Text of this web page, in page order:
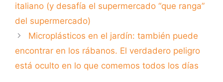
italiano (y desafía el supermercado “que ranga”
del supermercado)
Microplásticos en el jardín: también puede
encontrar en los rábanos. El verdadero peligro
está oculto en lo que comemos todos los días